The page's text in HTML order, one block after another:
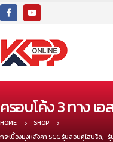
ครอบโค้ง 3 ทาง เ
HOME
SHOP
กระเบื้องมุงหลังคา SCG รุ่นลอนคู่ไฮบริด, รุ่